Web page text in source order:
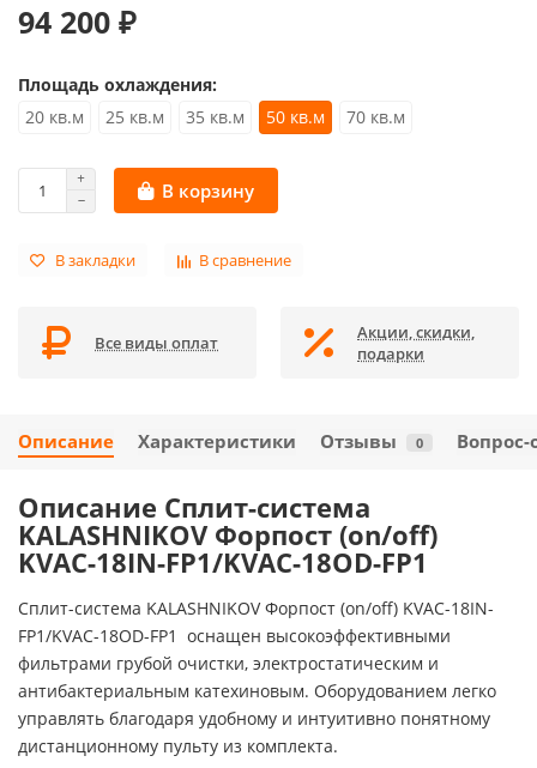
94 200 ₽
Площадь охлаждения:
20 кв.м
25 кв.м 35 кв.м 50 кв.м 70 кв.м
В корзину
В закладки В сравнение
Все виды оплат
Акции, скидки,
подарки
Описание Характеристики Отзывы 0 Вопрос-
Описание Сплит-система
KALASHNIKOV Форпост (on/off)
KVAC-18IN-FP1/KVAC-18OD-FP1
Сплит-система KALASHNIKOV Форпост (on/off) KVAC-18IN-
FP1/KVAC-18OD-FP1 оснащен высокоэффективными
фильтрами грубой очистки, электростатическим и
антибактериальным катехиновым. Оборудованием легко
управлять благодаря удобному и интуитивно понятному
дистанционному пульту из комплекта.